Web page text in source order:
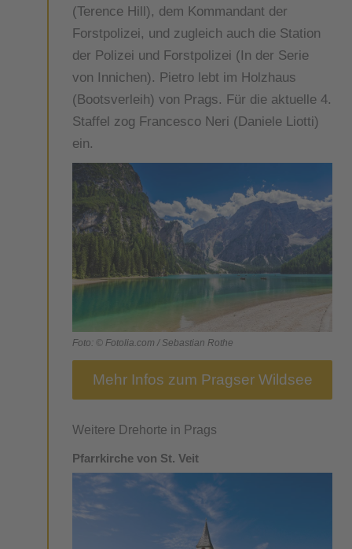
(Terence Hill), dem Kommandant der
Forstpolizei, und zugleich auch die Station
der Polizei und Forstpolizei (In der Serie
von Innichen). Pietro lebt im Holzhaus
(Bootsverleih) von Prags. Für die aktuelle 4.
Staffel zog Francesco Neri (Daniele Liotti)
ein.
Foto: © Fotolia.com / Sebastian Rothe
Mehr Infos zum Pragser Wildsee
Weitere Drehorte in Prags
Pfarrkirche von St. Veit